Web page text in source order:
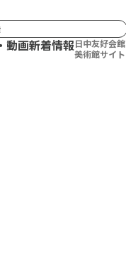
動画新着情報日中友好会館
美術館サイト